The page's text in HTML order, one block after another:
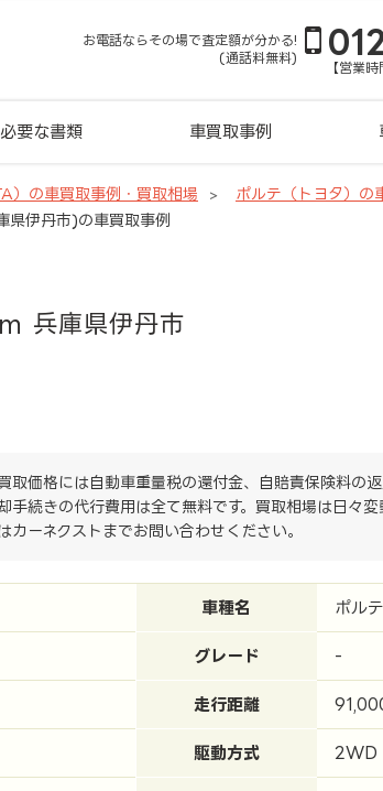
お電話ならその場で査定額が分かる!
(通話料無料)
【営業
必要な書類 車買取事例
）の車買取事例・買取相場
ポルテ（トヨタ）の
伊丹市)の車買取事例
兵庫県伊丹市
取価格には自動車重量税の還付金、自賠責保険料の
手続きの代行費用は全て無料です。買取相場は日々
はカーネクストまでお問い合わせください。
車種名 ポルテ
グレード -
走行距離
駆動方式 2WD